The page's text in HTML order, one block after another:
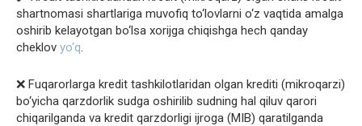
shartnomasi shartlariga muvofiq to‘lovlarni o‘z vaqtida amalga
oshirib kelayotgan bo‘lsa xorijga chiqishga hech qanday
cheklov yo‘q.
❌ Fuqarorlarga kredit tashkilotlaridan olgan krediti (mikroqarzi)
bo‘yicha qarzdorlik sudga oshirilib sudning hal qiluv qarori
chiqarilganda va kredit qarzdorligi ijroga (MIB) qaratilganda